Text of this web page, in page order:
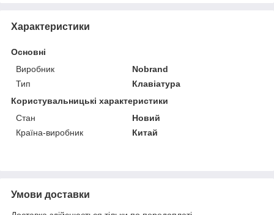
Характеристики
Основні
Виробник
Nobrand
Тип
Клавіатура
Користувальницькі характеристики
Стан
Новий
Країна-виробник
Китай
Умови доставки